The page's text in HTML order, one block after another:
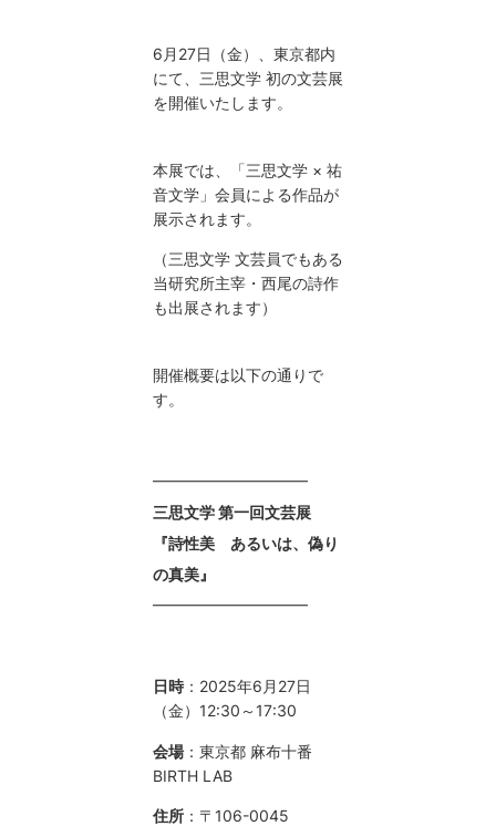
6月27日（金）、東京都内
にて、三思文学 初の文芸展
を開催いたします。
本展では、「三思文学 × 祐
音文学」会員による作品が
展示されます。
（三思文学 文芸員でもある
当研究所主宰・西尾の詩作
も出展されます）
開催概要は以下の通りで
す。
━━━━━━━━━━
三思文学 第一回文芸展
『詩性美 あるいは、偽り
の真美』
━━━━━━━━━━
日時：2025年6月27日
（金）12:30～17:30
会場：東京都 麻布十番
BIRTH LAB
住所：〒106-0045